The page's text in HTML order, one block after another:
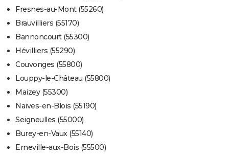
Fresnes-au-Mont (55260)
Brauvilliers (55170)
Bannoncourt (55300)
Hévilliers (55290)
Couvonges (55800)
Louppy-le-Château (55800)
Maizey (55300)
Naives-en-Blois (55190)
Seigneulles (55000)
Burey-en-Vaux (55140)
Erneville-aux-Bois (55500)